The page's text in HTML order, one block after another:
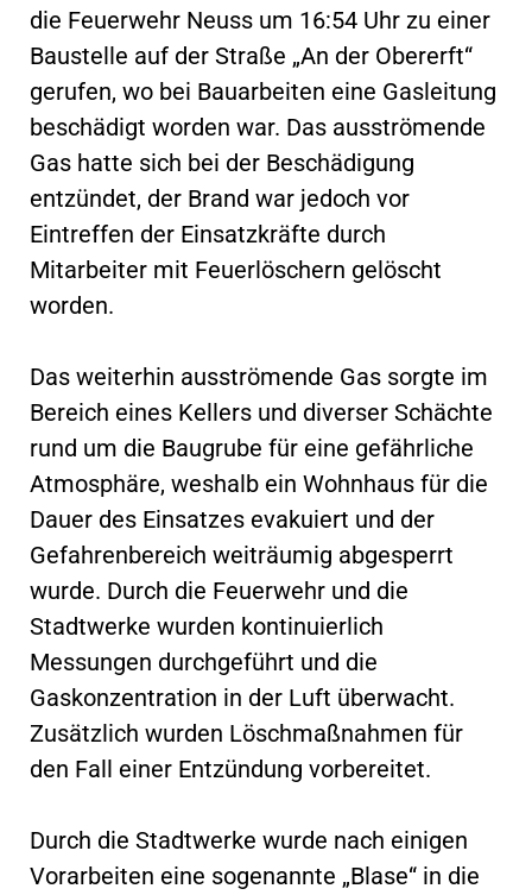
die Feuerwehr Neuss um 16:54 Uhr zu einer
Baustelle auf der Straße „An der Obererft“
gerufen, wo bei Bauarbeiten eine Gasleitung
beschädigt worden war. Das ausströmende
Gas hatte sich bei der Beschädigung
entzündet, der Brand war jedoch vor
Eintreffen der Einsatzkräfte durch
Mitarbeiter mit Feuerlöschern gelöscht
worden.
Das weiterhin ausströmende Gas sorgte im
Bereich eines Kellers und diverser Schächte
rund um die Baugrube für eine gefährliche
Atmosphäre, weshalb ein Wohnhaus für die
Dauer des Einsatzes evakuiert und der
Gefahrenbereich weiträumig abgesperrt
wurde. Durch die Feuerwehr und die
Stadtwerke wurden kontinuierlich
Messungen durchgeführt und die
Gaskonzentration in der Luft überwacht.
Zusätzlich wurden Löschmaßnahmen für
den Fall einer Entzündung vorbereitet.
Durch die Stadtwerke wurde nach einigen
Vorarbeiten eine sogenannte „Blase“ in die